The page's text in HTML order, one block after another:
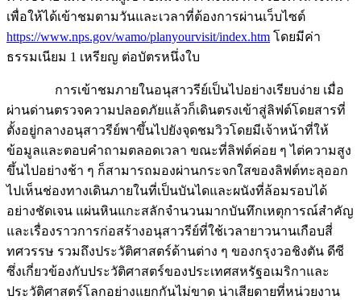
เพื่อให้ได้เข้าชมตามวันและเวลาที่ต้องการผ่านเว็บไซต์
https://www.nps.gov/wamo/planyourvisit/index.htm โดยมีค่า
ธรรมเนียม 1 เหรียญ ต่อบัตรหนึ่งใบ
การเข้าชมภายในอนุสาวรีย์เป็นไปอย่างเรียบง่าย เมื่อ
ผ่านด่านตรวจความปลอดภัยแล้วก็เดินตรงเข้าสู่ลิฟต์โดยสารที่
ตั้งอยู่กลางอนุสาวรีย์พาขึ้นไปยังจุดชมวิวโดยมีเจ้าหน้าที่ให้
ข้อมูลและตอบคำถามตลอดเวลา ขณะที่ลิฟต์ค่อย ๆ ไต่ความสูง
ขึ้นไปอย่างช้า ๆ ก็สามารถมองผ่านกระจกใสของลิฟต์ทะลุออก
ไปเห็นช่องทางเดินภายในที่เป็นบันไดและผนังที่ล้อมรอบได้
อย่างชัดเจน แผ่นหินแกะสลักจำนวนมากบันทึกเหตุการณ์สำคัญ
และเรื่องราวการก่อสร้างอนุสาวรีย์ที่ใช้เวลายาวนานเกือบสี่
ทศวรรษ รวมถึงประวัติศาสตร์ด้านต่าง ๆ ของกรุงวอชิงตัน ดีซี
ซึ่งเกี่ยวข้องกับประวัติศาสตร์ของประเทศสหรัฐอเมริกาและ
ประวัติศาสตร์โลกอย่างแยกกันไม่ขาด น่าเสียดายที่หน่วยงาน